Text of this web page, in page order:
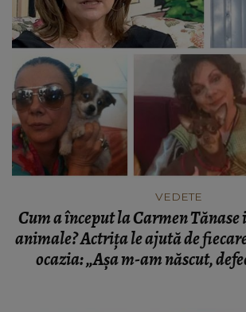
VEDETE
Cum a început la Carmen
animale? Actrița le ajută de
ocazia: „Așa m-am născut,